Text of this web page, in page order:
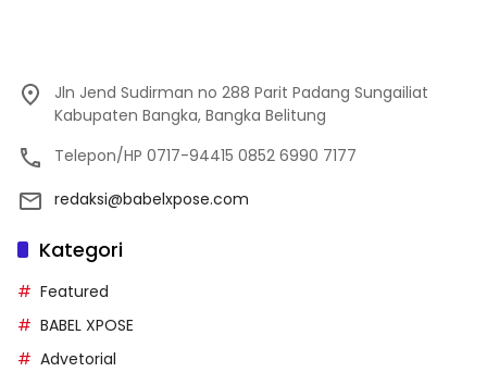
Jln Jend Sudirman no 288 Parit Padang Sungailiat
Kabupaten Bangka, Bangka Belitung
Telepon/HP 0717-94415 0852 6990 7177
redaksi@babelxpose.com
Kategori
Featured
BABEL XPOSE
Advetorial